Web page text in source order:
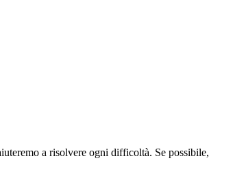
a risolvere ogni difficoltà. Se possibile,